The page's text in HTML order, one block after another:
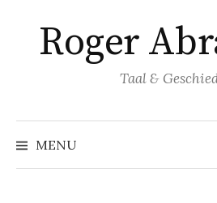
inhoud
springen
Roger
Taal &
MENU